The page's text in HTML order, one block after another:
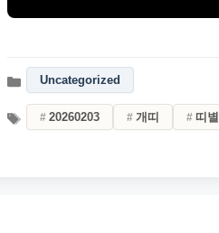
Uncategorized
20260203 개띠 띠